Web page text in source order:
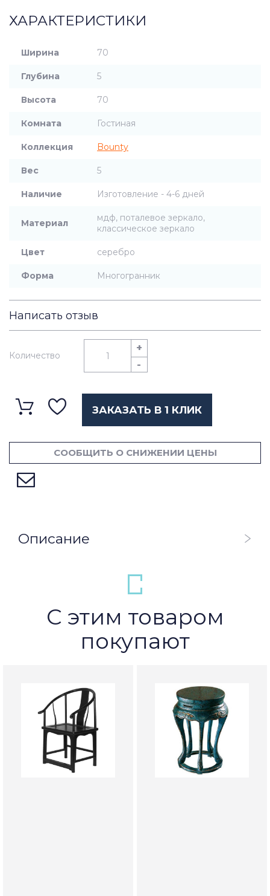
ХАРАКТЕРИСТИКИ
Ширина 70
Глубина 5
Высота 70
Комната Гостиная
Коллекция Bounty
Вес 5
Наличие Изготовление - 4-6 дней
Материал
мдф, поталевое зеркало,
классическое зеркало
Цвет серебро
Форма Многогранник
Написать отзыв
Количество
+
-
ЗАКАЗАТЬ В 1 КЛИК
СООБЩИТЬ О СНИЖЕНИИ ЦЕНЫ
Описание
С этим товаром
покупают